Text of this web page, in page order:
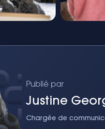
Publié par
Justine
Chargée de